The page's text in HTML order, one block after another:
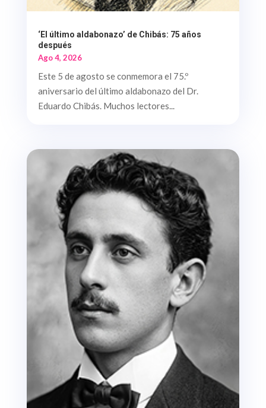
‘El último aldabonazo’ de Chibás: 75 años
después
Ago 4, 2026
Este 5 de agosto se conmemora el 75.º
aniversario del último aldabonazo del Dr.
Eduardo Chibás. Muchos lectores...